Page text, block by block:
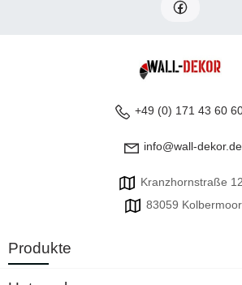
+49 (0) 171 43 60
info@wall-dekor.de
Kranzhornstraße
83059 Kolbermoor
Produkte